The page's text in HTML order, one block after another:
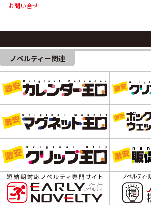
お問い合せ
ノベルティー関連